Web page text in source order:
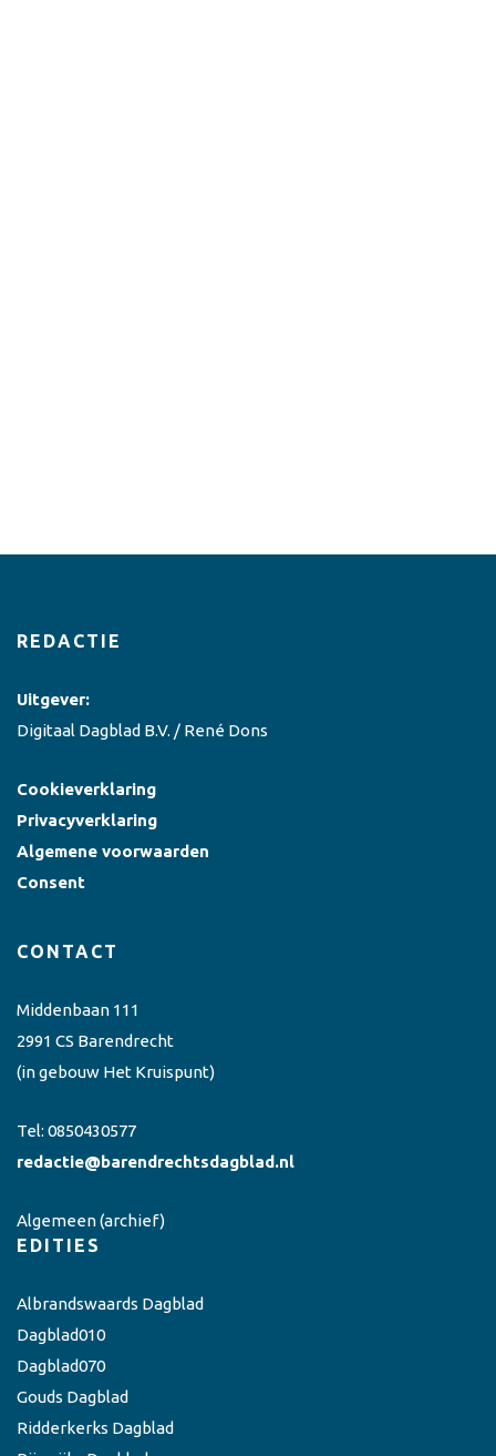
REDACTIE
Uitgever:
Digitaal Dagblad B.V. / René Dons
Cookieverklaring
Privacyverklaring
Algemene voorwaarden
Consent
CONTACT
Middenbaan 111
2991 CS Barendrecht
(in gebouw Het Kruispunt)
Tel: 0850430577
redactie@barendrechtsdagblad.nl
Algemeen(archief)
EDITIES
Albrandswaards Dagblad
Dagblad010
Dagblad070
Gouds Dagblad
Ridderkerks Dagblad